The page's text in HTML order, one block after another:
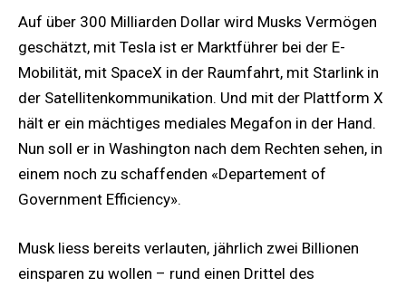
Auf über 300 Milliarden Dollar wird Musks Vermögen
geschätzt, mit Tesla ist er Marktführer bei der E-
Mobilität, mit SpaceX in der Raumfahrt, mit Starlink in
der Satellitenkommunikation. Und mit der Plattform X
hält er ein mächtiges mediales Megafon in der Hand.
Nun soll er in Washington nach dem Rechten sehen, in
einem noch zu schaffenden «Departement of
Government Efficiency».
Musk liess bereits verlauten, jährlich zwei Billionen
einsparen zu wollen – rund einen Drittel des